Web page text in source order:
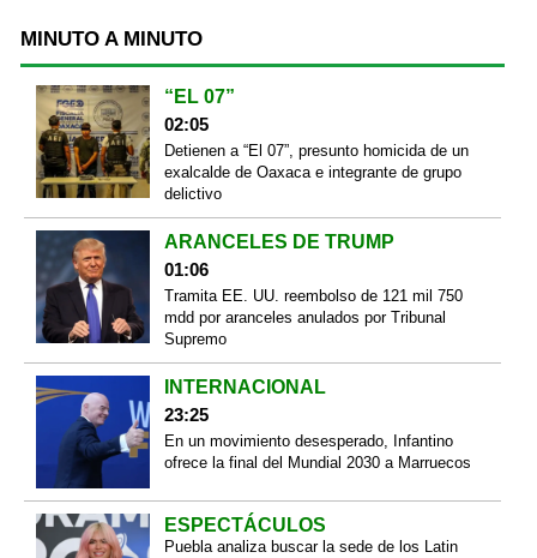
MINUTO A MINUTO
“EL 07”
02:05
Detienen a “El 07”, presunto homicida de un
exalcalde de Oaxaca e integrante de grupo
delictivo
ARANCELES DE TRUMP
01:06
Tramita EE. UU. reembolso de 121 mil 750
mdd por aranceles anulados por Tribunal
Supremo
INTERNACIONAL
23:25
En un movimiento desesperado, Infantino
ofrece la final del Mundial 2030 a Marruecos
ESPECTÁCULOS
Puebla analiza buscar la sede de los Latin